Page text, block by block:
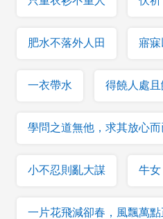
肥水不落外人田 寤
一衣帶水 得饒人處且
學問之道無他，求其放心而
小不忍則亂大謀 牛女
一片花飛減卻春，風飄萬點